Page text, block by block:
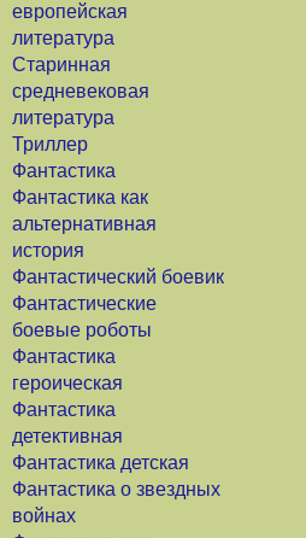
европейская
литература
Старинная
средневековая
литература
Триллер
Фантастика
Фантастика как
альтернативная
история
Фантастический боевик
Фантастические
боевые роботы
Фантастика
героическая
Фантастика
детективная
Фантастика детская
Фантастика о звездных
войнах